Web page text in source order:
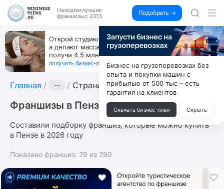
Находим лучшие
франшизы с 2013
Подобрать →
Открой студию, где не колют и не режут,
а делают массаж лица руками и в первый же год
получи 4.5 млн
получить бизнес-план ↓
Главная ··· Страница 6
Франшизы в Пензе
Составили подборку франшиз, которые можно купить
в Пензе в 2026 году
Показано франшиз: 29 из 290
Бизнес на грузоперевозках без
опыта и покупки машин с
прибылью от 500 тыс – есть
гарантия на клиентов
Скачать бизнес-план Скрыть